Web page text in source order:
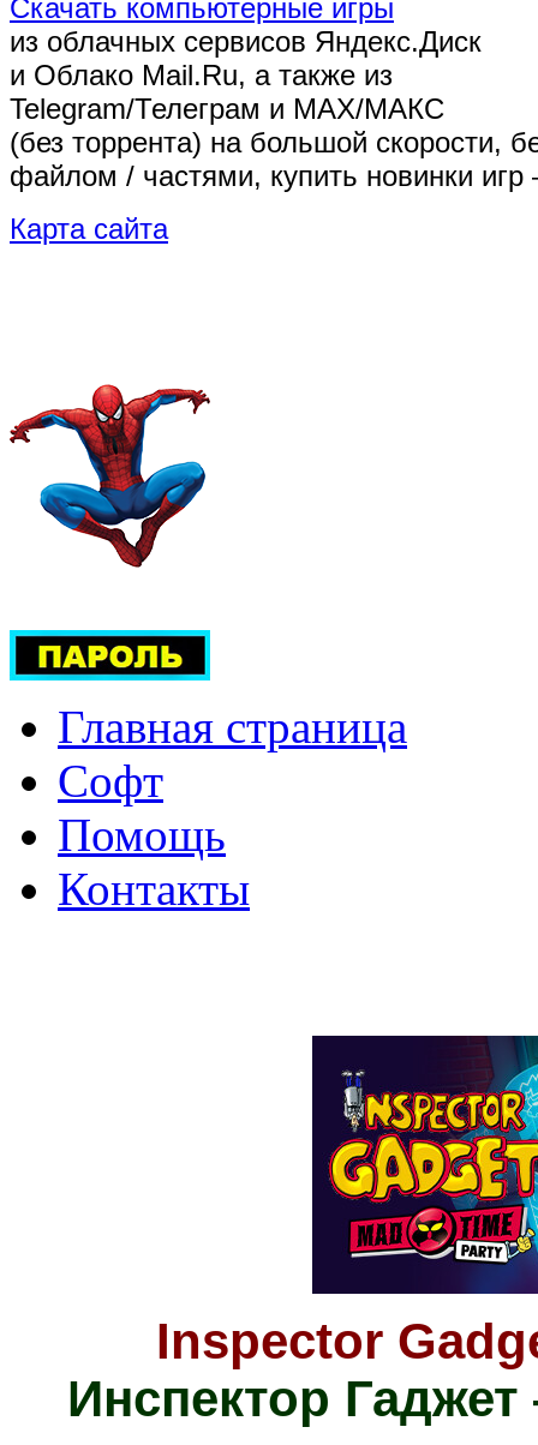
Скачать компьютерные игры
из облачных сервисов Яндекс.Диск
и Облако Mail.Ru, а также из
Telegram/Телеграм и MAX/МАКС
(без торрента) на большой скорости,
файлом / частями, купить новинки
Карта сайта
Главная страница
Софт
Помощь
Контакты
Inspector
Инспектор